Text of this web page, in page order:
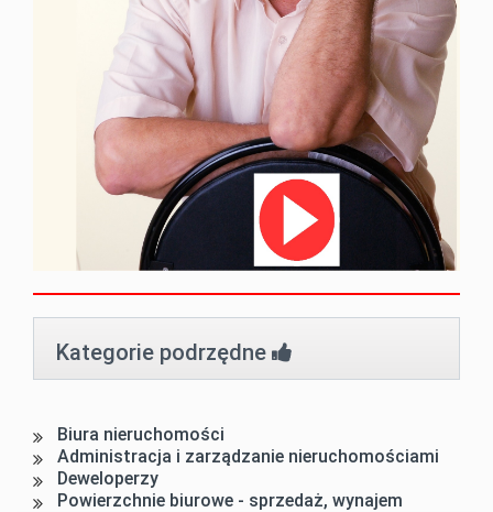
Kategorie podrzędne
Biura nieruchomości
Administracja i zarządzanie nieruchomościami
Deweloperzy
Powierzchnie biurowe - sprzedaż, wynajem